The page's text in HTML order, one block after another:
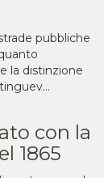
pubbliche
la distinzione
con la
1865